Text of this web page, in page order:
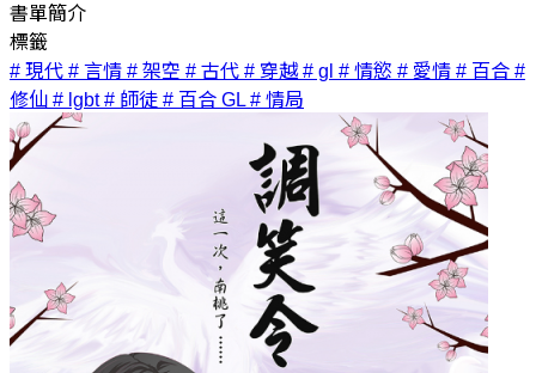
書單簡介
標籤
# 現代 # 言情 # 架空 # 古代 # 穿越# gl # 情慾 # 愛情 # 百合 #
修仙 # lgbt# 師徒 # 百合 GL # 情局